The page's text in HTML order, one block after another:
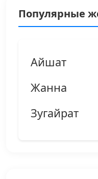
Популярные
Айшат
Жанна
Зугайрат